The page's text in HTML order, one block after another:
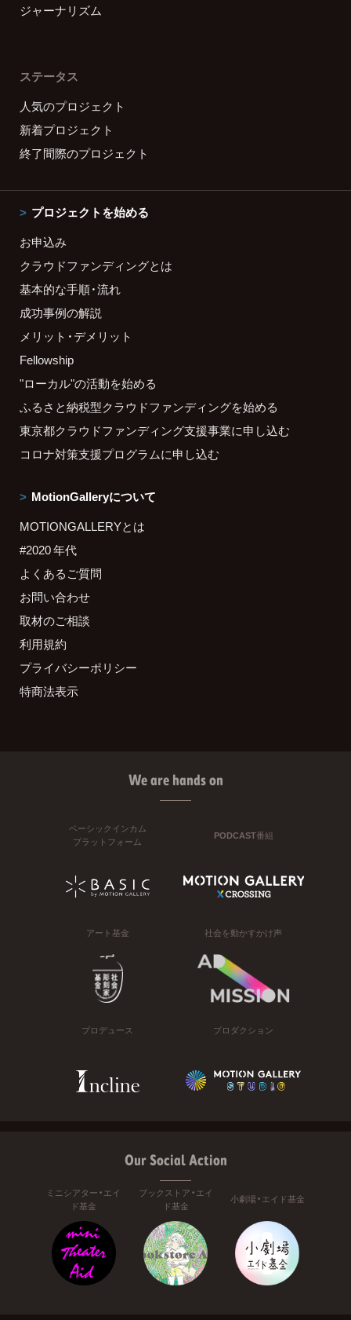
ジャーナリズム
ステータス
人気のプロジェクト
新着プロジェクト
終了間際のプロジェクト
プロジェクトを始める
お申込み
クラウドファンディングとは
基本的な手順・流れ
成功事例の解説
メリット・デメリット
Fellowship
"ローカル"の活動を始める
ふるさと納税型クラウドファンディングを始める
東京都クラウドファンディング支援事業に申し込む
コロナ対策支援プログラムに申し込む
MotionGalleryについて
MOTIONGALLERYとは
#2020 年代
よくあるご質問
お問い合わせ
取材のご相談
利用規約
プライバシーポリシー
特商法表示
We are hands on
ベーシックインカム
プラットフォーム
PODCAST番組
アート基金 社会を動かすかけ声
プロデュース プロダクション
Our Social Action
ミニシアター・エイ
ド基金
ブックストア・エイ
ド基金
小劇場・エイド基金